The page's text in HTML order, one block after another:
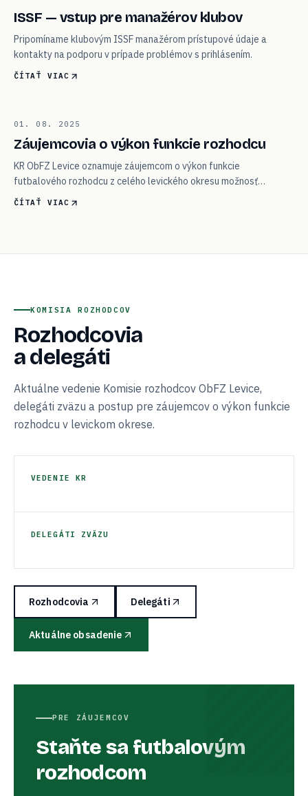
ISSF — vstup pre manažérov klubov
Pripomíname klubovým ISSF manažérom prístupové údaje a
kontakty na podporu v prípade problémov s prihlásením.
ČÍTAŤ VIAC
06
ROZHODCOVIA
01. 08. 2025
Záujemcovia o výkon funkcie rozhodcu
KR ObFZ Levice oznamuje záujemcom o výkon funkcie
futbalového rozhodcu z celého levického okresu možnosť
kontaktu.
ČÍTAŤ VIAC
KOMISIA ROZHODCOV
Rozhodcovia
a delegáti
Aktuálne vedenie Komisie rozhodcov ObFZ Levice,
delegáti zväzu a postup pre záujemcov o výkon funkcie
rozhodcu v levickom okrese.
VEDENIE KR
DELEGÁTI ZVÄZU
Rozhodcovia Delegáti
Aktuálne obsadenie
PRE ZÁUJEMCOV
Staňte sa futbalovým
rozhodcom